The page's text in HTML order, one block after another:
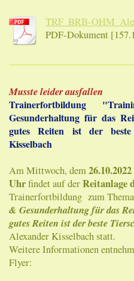
TRF_BRB-
PDF-Dokument
Musste leider ausfallen
Trainerfortbildung
Gesunderhaltung für das
gutes Reiten ist der
Kisselbach
Am Mittwoch, dem26.10.2022
Uhrfindet auf derReitanlage
Trainerfortbildung zum Thema
& Gesunderhaltung für das
gutes Reiten ist der beste
Alexander Kisselbach statt.
Weitere Informationen
Flyer: